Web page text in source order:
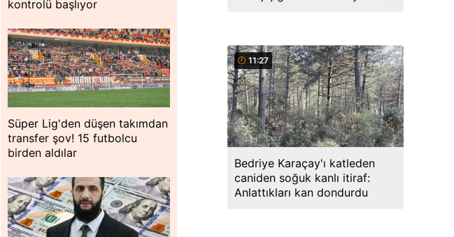
kontrolü başlıyor
Süper Lig'den düşen takımdan
transfer şov! 15 futbolcu
birden aldılar
11:27
Bedriye Karaçay'ı katleden
caniden soğuk kanlı itiraf:
Anlattıkları kan dondurdu